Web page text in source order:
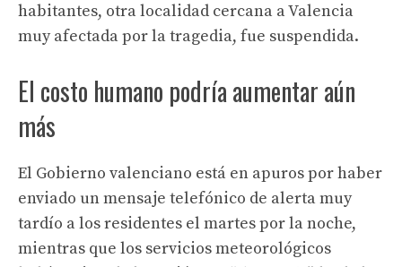
habitantes, otra localidad cercana a Valencia
muy afectada por la tragedia, fue suspendida.
El costo humano podría aumentar aún
más
El Gobierno valenciano está en apuros por haber
enviado un mensaje telefónico de alerta muy
tardío a los residentes el martes por la noche,
mientras que los servicios meteorológicos